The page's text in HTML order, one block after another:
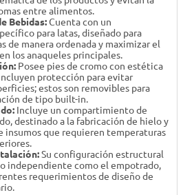
entre alimentos.
Bebidas:Cuenta con un
para latas, diseñado para
de manera ordenada y maximizar el
los anaqueles principales.
Posee pies de cromo con estética
protección para evitar
estos son removibles para
de tipo built-in.
Incluye un compartimiento de
destinado a la fabricación de hielo y
insumos que requieren temperaturas
Su configuración estructural
independiente como el empotrado,
requerimientos de diseño de